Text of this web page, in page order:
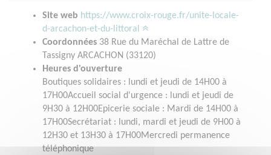
Site web https://www.croix-rouge.fr/unite-locale-
d-arcachon-et-du-littoral
Coordonnées 38 Rue du Maréchal de Lattre de
Tassigny ARCACHON (33120)
Heures d'ouverture
Boutiques solidaires : lundi et jeudi de 14H00 à
17H00Accueil social d'urgence : lundi et jeudi de
9H30 à 12H00Epicerie sociale : Mardi de 14H00 à
17H00Secrétariat : lundi, mardi et jeudi de 9H00 à
12H30 et 13H30 à 17H00Mercredi permanence
téléphonique